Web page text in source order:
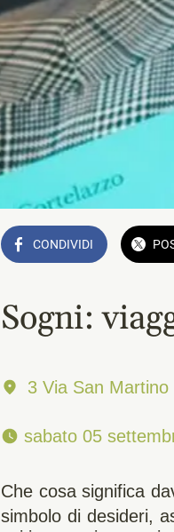
CONDIVIDI
Sogni:
3 Via San Martino
sabato 05
Che cosa significa
simbolo di desideri,